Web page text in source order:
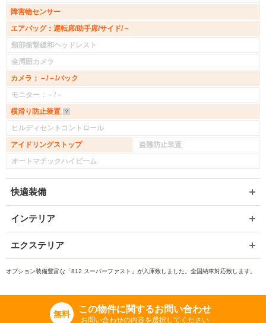
障害物センサー
エアバッグ：運転席/助手席/サイド/－
頸部衝撃緩和ヘッドレスト
全周囲カメラ
カメラ：－/－/バック
モニター：－/－
横滑り防止装置
ヒルディセントコントロール
アイドリングストップ
盗難防止装置
オートマチックハイビーム
快適装備
インテリア
エクステリア
オプション装備豊富な「812 スーパーファスト」が入庫致しました。全国納車対応致します。
無料 この物件に関するお問い合わせ
お問い合わせの内容を選択してください
入力途中の情報を保存しますか？
いいえ